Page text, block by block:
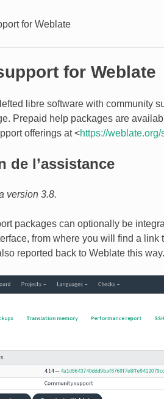
for Weblate
for Weblate
libre software with community
Prepaid help packages are
offerings at <https://weblate.org/
de l’assistance
version 3.8.
packages can optionally be
from where you will find a link
reported back to Weblate this way.